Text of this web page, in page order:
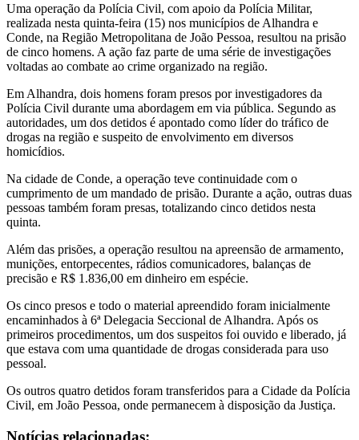
Uma operação da Polícia Civil, com apoio da Polícia Militar,
realizada nesta quinta-feira (15) nos municípios de Alhandra e
Conde, na Região Metropolitana de João Pessoa, resultou na prisão
de cinco homens. A ação faz parte de uma série de investigações
voltadas ao combate ao crime organizado na região.
Em Alhandra, dois homens foram presos por investigadores da
Polícia Civil durante uma abordagem em via pública. Segundo as
autoridades, um dos detidos é apontado como líder do tráfico de
drogas na região e suspeito de envolvimento em diversos
homicídios.
Na cidade de Conde, a operação teve continuidade com o
cumprimento de um mandado de prisão. Durante a ação, outras duas
pessoas também foram presas, totalizando cinco detidos nesta
quinta.
Além das prisões, a operação resultou na apreensão de armamento,
munições, entorpecentes, rádios comunicadores, balanças de
precisão e R$ 1.836,00 em dinheiro em espécie.
Os cinco presos e todo o material apreendido foram inicialmente
encaminhados à 6ª Delegacia Seccional de Alhandra. Após os
primeiros procedimentos, um dos suspeitos foi ouvido e liberado, já
que estava com uma quantidade de drogas considerada para uso
pessoal.
Os outros quatro detidos foram transferidos para a Cidade da Polícia
Civil, em João Pessoa, onde permanecem à disposição da Justiça.
Notícias relacionadas: